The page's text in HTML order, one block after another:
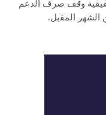
وقف صرف الدعم
الشهر المقبل.